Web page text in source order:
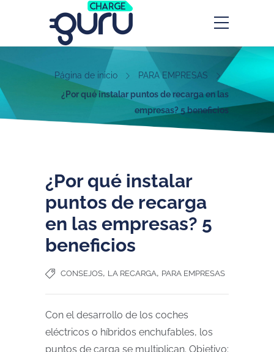
Página de inicio
PARA EMPRESAS
¿Por qué instalar puntos de recarga en las
empresas? 5 beneficios
¿Por qué instalar
puntos de recarga
en las empresas? 5
beneficios
CONSEJOS, LA RECARGA, PARA EMPRESAS
Con el desarrollo de los coches
eléctricos o híbridos enchufables, los
puntos de carga se multiplican. Objetivo: